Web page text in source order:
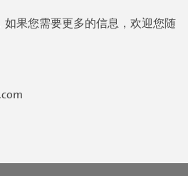
果您需要更多的信息，欢迎您随